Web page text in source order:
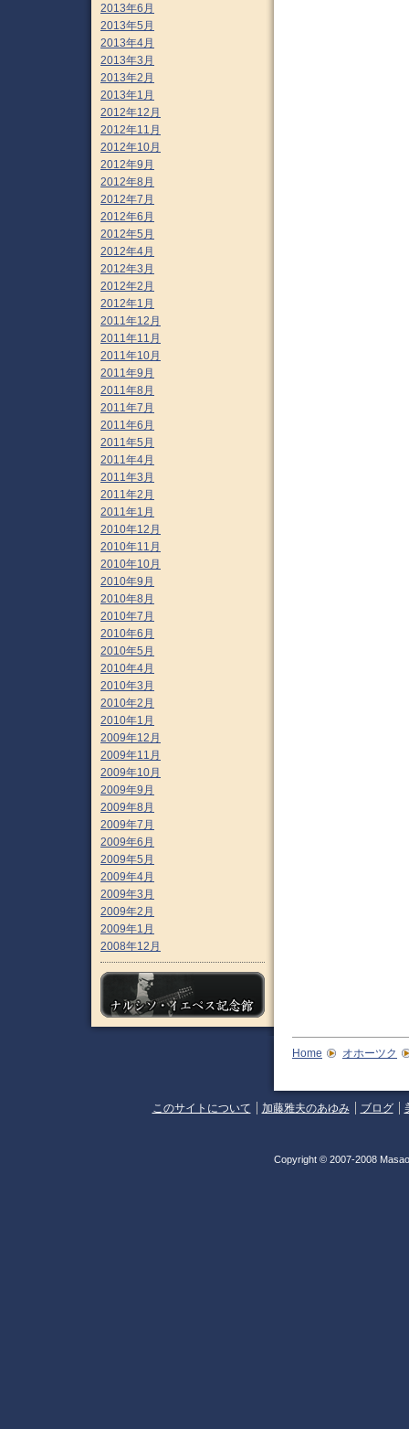
2013年6月
2013年5月
2013年4月
2013年3月
2013年2月
2013年1月
2012年12月
2012年11月
2012年10月
2012年9月
2012年8月
2012年7月
2012年6月
2012年5月
2012年4月
2012年3月
2012年2月
2012年1月
2011年12月
2011年11月
2011年10月
2011年9月
2011年8月
2011年7月
2011年6月
2011年5月
2011年4月
2011年3月
2011年2月
2011年1月
2010年12月
2010年11月
2010年10月
2010年9月
2010年8月
2010年7月
2010年6月
2010年5月
2010年4月
2010年3月
2010年2月
2010年1月
2009年12月
2009年11月
2009年10月
2009年9月
2009年8月
2009年7月
2009年6月
2009年5月
2009年4月
2009年3月
2009年2月
2009年1月
2008年12月
Home オホーツク
このサイトについて 加藤雅夫のあゆみ ブログ
Copyright © 2007-2008